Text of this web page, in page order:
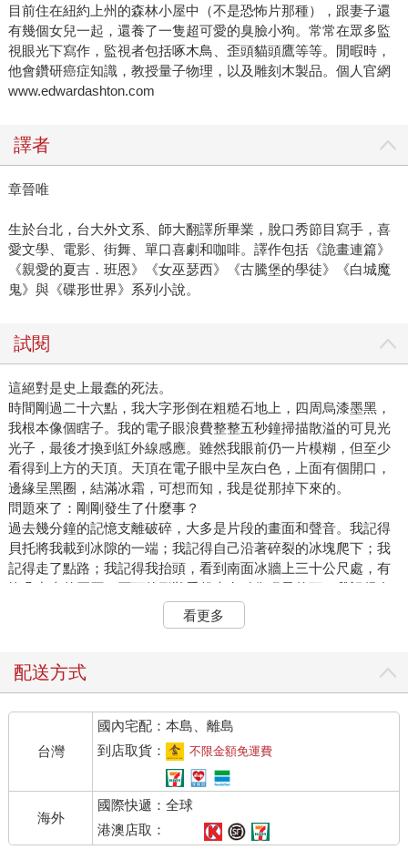
目前住在紐約上州的森林小屋中（不是恐怖片那種），跟妻子還
有幾個女兒一起，還養了一隻超可愛的臭臉小狗。常常在眾多監
視眼光下寫作，監視者包括啄木鳥、歪頭貓頭鷹等等。閒暇時，
他會鑽研癌症知識，教授量子物理，以及雕刻木製品。個人官網
www.edwardashton.com
譯者
章晉唯
生於台北，台大外文系、師大翻譯所畢業，脫口秀節目寫手，喜
愛文學、電影、街舞、單口喜劇和咖啡。譯作包括《詭畫連篇》
《親愛的夏吉．班恩》《女巫瑟西》《古騰堡的學徒》《白城魔
鬼》與《碟形世界》系列小說。
試閱
這絕對是史上最蠢的死法。
時間剛過二十六點，我大字形倒在粗糙石地上，四周烏漆墨黑，
我根本像個瞎子。我的電子眼浪費整整五秒鐘掃描散溢的可見光
光子，最後才換到紅外線感應。雖然我眼前仍一片模糊，但至少
看得到上方的天頂。天頂在電子眼中呈灰白色，上面有個開口，
邊緣呈黑圈，結滿冰霜，可想而知，我是從那掉下來的。
問題來了：剛剛發生了什麼事？
過去幾分鐘的記憶支離破碎，大多是片段的畫面和聲音。我記得
貝托將我載到冰隙的一端；我記得自己沿著碎裂的冰塊爬下；我
記得走了點路；我記得我抬頭，看到南面冰牆上三十公尺處，有
……然後我腳下一空，向下墜落。
我回到圓頂基地要怎麼跟娜夏形容。
史、上、最、蠢、的、死、法。
我身體竄過一絲寒意。我剛才在地表就夠冷了。到地底下，我身
體貼著岩床，寒意直接鑽進身體，穿過衣服外層和兩層保暖層，
漸漸滲透毛髮、皮膚、肌肉，一路深入骨頭中。我又打個寒顫，
左手腕一陣痛楚竄上肩膀。我低頭去看。手套和外層保暖層衣袖
口之間，手腕已腫起。我伸手去脫手套，想說冰冷的空氣也許能
幫助消腫，但我手還沒碰到手套，另一陣痛楚馬上讓我放棄嘗
試。就算只是想握拳，我手指才彎一點點，就已痛到眼前發黑。
摔下來時一定撞到了。
看更多
配送方式
台灣
國內宅配：本島、離島
到店取貨：
不限金額免運費
海外
國際快遞：全球
港澳店取：